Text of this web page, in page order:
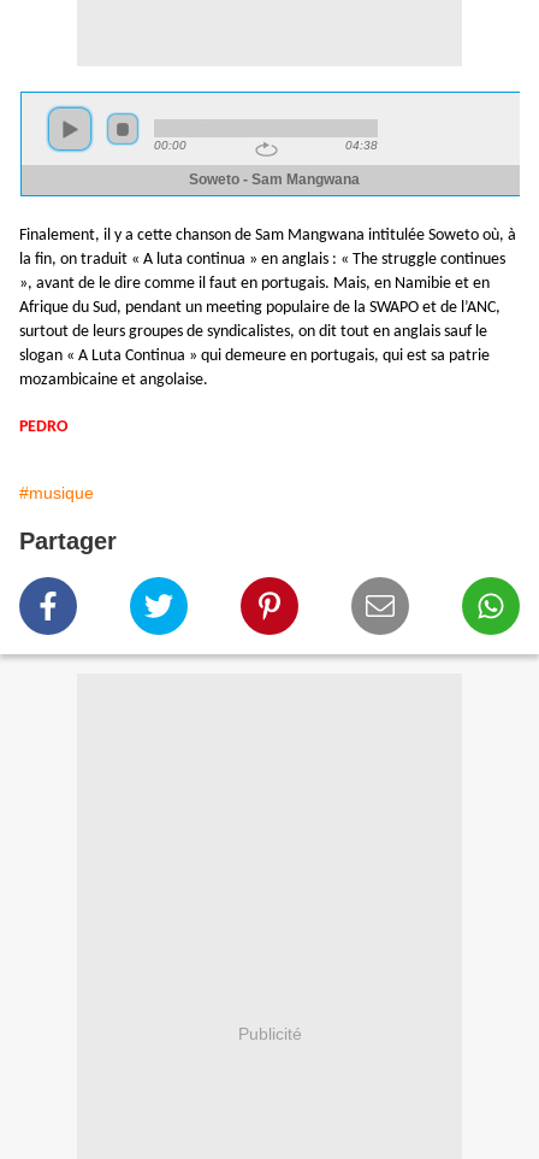
Finalement, il y a cette chanson de Sam Mangwana intitulée Soweto où, à
la fin, on traduit « A luta continua » en anglais : « The struggle continues
», avant de le dire comme il faut en portugais. Mais, en Namibie et en
Afrique du Sud, pendant un meeting populaire de la SWAPO et de l’ANC,
surtout de leurs groupes de syndicalistes, on dit tout en anglais sauf le
slogan « A Luta Continua » qui demeure en portugais, qui est sa patrie
mozambicaine et angolaise.
PEDRO
#musique
Partager
Publicité